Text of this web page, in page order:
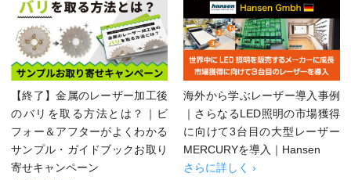
【終了】金属のレーザー加工後
のバリを取る方法とは？｜ビ
フォー＆アフターがよくわかる
サンプル・ガイドブックお取り
寄せキャンペーン
海外から学ぶレーザー導入事例
｜さらなるLED照明の市場獲得
に向けて3台目の大型レーザー
MERCURYを導入｜Hansen
さらに詳しく ›